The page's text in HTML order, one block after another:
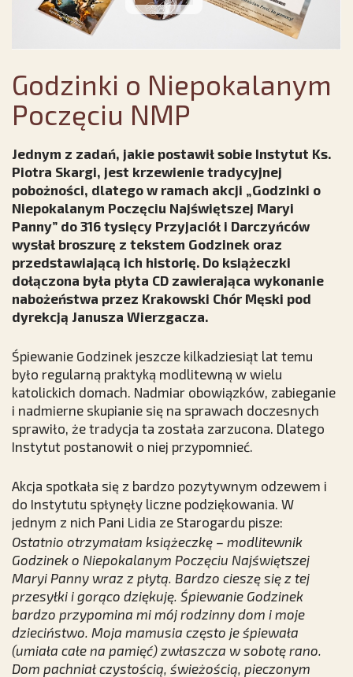
Godzinki o Niepokalanym
Poczęciu NMP
Jednym z zadań, jakie postawił sobie Instytut Ks.
Piotra Skargi, jest krzewienie tradycyjnej
pobożności, dlatego w ramach akcji „Godzinki o
Niepokalanym Poczęciu Najświętszej Maryi
Panny” do 316 tysięcy Przyjaciół i Darczyńców
wysłał broszurę z tekstem Godzinek oraz
przedstawiającą ich historię. Do książeczki
dołączona była płyta CD zawierająca wykonanie
nabożeństwa przez Krakowski Chór Męski pod
dyrekcją Janusza Wierzgacza.
Śpiewanie Godzinek jeszcze kilkadziesiąt lat temu
było regularną praktyką modlitewną w wielu
katolickich domach. Nadmiar obowiązków, zabieganie
i nadmierne skupianie się na sprawach doczesnych
sprawiło, że tradycja ta została zarzucona. Dlatego
Instytut postanowił o niej przypomnieć.
Akcja spotkała się z bardzo pozytywnym odzewem i
do Instytutu spłynęły liczne podziękowania. W
jednym z nich Pani Lidia ze Starogardu pisze:
Ostatnio otrzymałam książeczkę – modlitewnik
Godzinek o Niepokalanym Poczęciu Najświętszej
Maryi Panny wraz z płytą. Bardzo cieszę się z tej
przesyłki i gorąco dziękuję. Śpiewanie Godzinek
bardzo przypomina mi mój rodzinny dom i moje
dzieciństwo. Moja mamusia często je śpiewała
(umiała całe na pamięć) zwłaszcza w sobotę rano.
Dom pachniał czystością, świeżością, pieczonym